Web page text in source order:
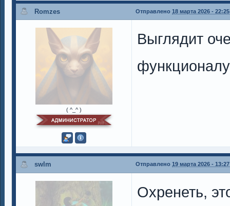
Romzes Отправлено 18 марта 2026 - 22:25
( ^_^ )
Выглядит
swlm Отправлено 19 марта 2026 - 13:27
Охренеть,